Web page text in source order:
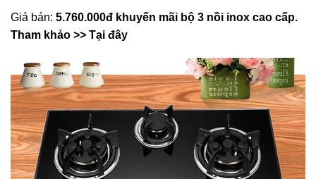
Giá bán: 5.760.000đ khuyến mãi bộ 3 nồi inox cao cấp.
Tham khảo >> Tại đây